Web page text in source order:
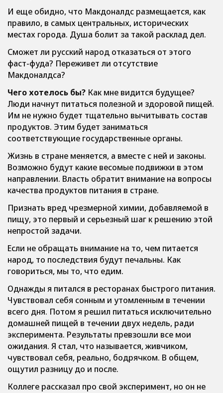
И еще обидно, что Макдоналдс размещается, как
правило, в самых центральных, исторических
местах города. Душа болит за такой расклад дел.
Сможет ли русский народ отказаться от этого
фаст-фуда? Переживет ли отсутствие
Макдоналдса?
Чего хотелось бы? Как мне видится будущее?
Люди начнут питаться полезной и здоровой пищей.
Им не нужно будет тщательно вычитывать состав
продуктов. Этим будет заниматься
соответствующие государственные органы.
Жизнь в стране меняется, а вместе с ней и законы.
Возможно будут какие весомые подвижки в этом
направлении. Власть обратит внимание на вопросы
качества продуктов питания в стране.
Признать вред чрезмерной химии, добавляемой в
пищу, это первый и серьезный шаг к решению этой
непростой задачи.
Если не обращать внимание на то, чем питается
народ, то последствия будут печальны. Как
говориться, мы то, что едим.
Однажды я питался в ресторанах быстрого питания.
Чувствовал себя сонным и утомленным в течении
всего дня. Потом я решил питаться исключительно
домашней пищей в течении двух недель, ради
эксперимента. Результаты превзошли все мои
ожидания. Я стал, что называется, живчиком,
чувствовал себя, реально, бодрячком. В общем,
ощутил разницу до и после.
Коллеге рассказал про свой эксперимент, но он не